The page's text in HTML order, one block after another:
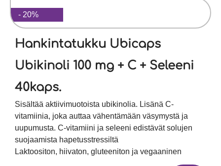
- 20%
Hankintatukku Ubicaps
Ubikinoli 100 mg + C + Seleeni
40kaps.
Sisältää aktiivimuotoista ubikinolia. Lisänä C-
vitamiinia, joka auttaa vähentämään väsymystä ja
uupumusta. C-vitamiini ja seleeni edistävät solujen
suojaamista hapetusstressiltä
Laktoositon, hiivaton, gluteeniton ja vegaaninen